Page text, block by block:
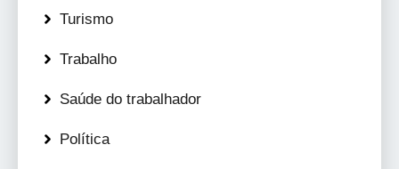
Turismo
Trabalho
Saúde do trabalhador
Política